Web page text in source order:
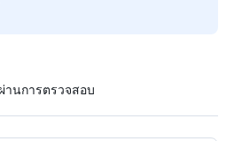
นการตรวจสอบ